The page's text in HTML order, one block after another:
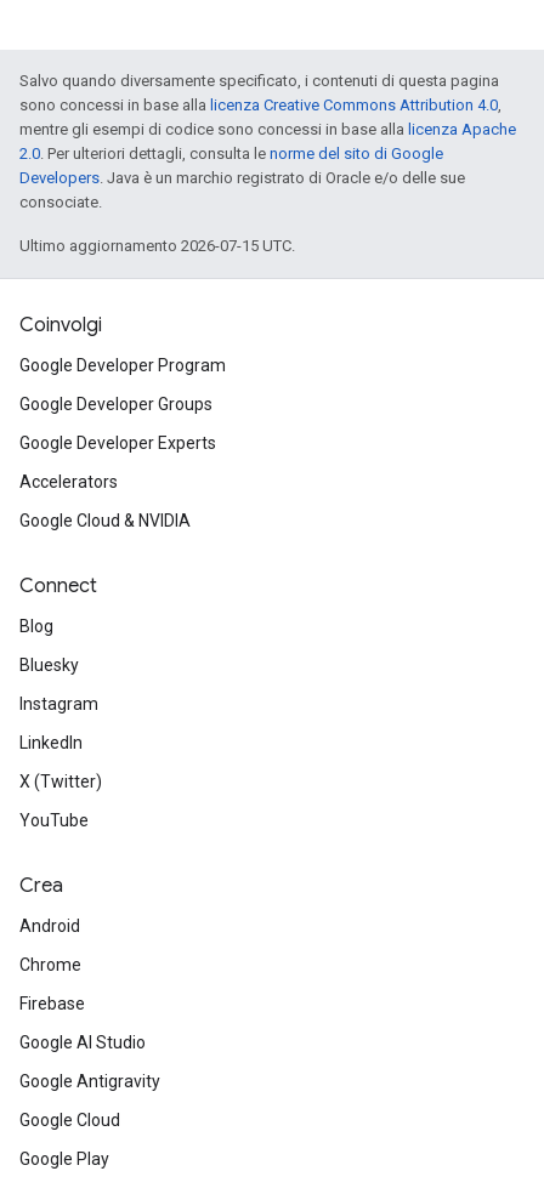
Salvo quando diversamente specificato, i contenuti di questa pagina
sono concessi in base alla licenza Creative Commons Attribution 4.0,
mentre gli esempi di codice sono concessi in base alla licenza Apache
2.0. Per ulteriori dettagli, consulta le norme del sito di Google
Developers. Java è un marchio registrato di Oracle e/o delle sue
consociate.
Ultimo aggiornamento 2026-07-15 UTC.
Coinvolgi
Google Developer Program
Google Developer Groups
Google Developer Experts
Accelerators
Google Cloud & NVIDIA
Connect
Blog
Bluesky
Instagram
LinkedIn
X (Twitter)
YouTube
Crea
Android
Chrome
Firebase
Google AI Studio
Google Antigravity
Google Cloud
Google Play